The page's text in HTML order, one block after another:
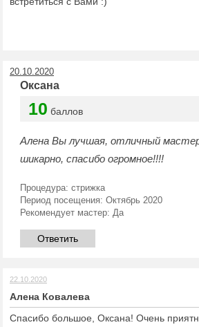
20.10.2020
Оксана
10 баллов
Алена Вы лучшая, отличный
шикарно, спасибо огромное!!!!
Процедура: стрижка
Период посещения: Октябрь 2020
Рекомендует мастер: Да
Ответить
22.10.2020
Алена Ковалева
Спасибо большое, Оксана! Очень